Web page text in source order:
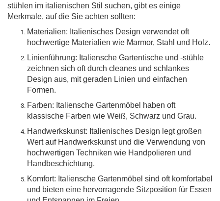
stühlen im italienischen Stil suchen, gibt es einige
Merkmale, auf die Sie achten sollten:
Materialien: Italienisches Design verwendet oft
hochwertige Materialien wie Marmor, Stahl und Holz.
Linienführung: Italiensche Gartentische und -stühle
zeichnen sich oft durch cleanes und schlankes
Design aus, mit geraden Linien und einfachen
Formen.
Farben: Italiensche Gartenmöbel haben oft
klassische Farben wie Weiß, Schwarz und Grau.
Handwerkskunst: Italienisches Design legt großen
Wert auf Handwerkskunst und die Verwendung von
hochwertigen Techniken wie Handpolieren und
Handbeschichtung.
Komfort: Italiensche Gartenmöbel sind oft komfortabel
und bieten eine hervorragende Sitzposition für Essen